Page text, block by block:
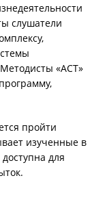
слушатели
«АСТ»
пройти
изученные в
для